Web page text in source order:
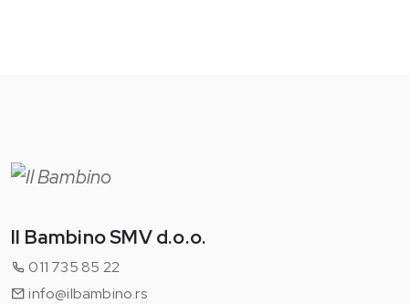
Il Bambino SMV d.o.o.
011 735 85 22
info@ilbambino.rs